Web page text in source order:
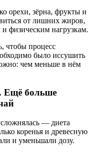
орехи, зёрна, фрукты и
от лишних жиров,
физическим нагрузкам.
чтобы процесс
было иссушить
чем меньше в нём
Ещё больше
— диета
коренья и древесную
и уменьшали дозу.